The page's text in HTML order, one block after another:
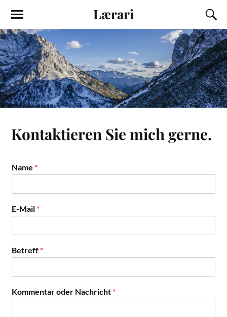
Lærari
Kontaktieren Sie mich gerne.
Name *
E-Mail *
Betreff *
Kommentar oder Nachricht *